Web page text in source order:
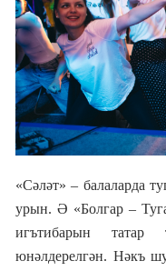
«Сәләт»– балаларда т
урын. Ә «Болгар–
игътибарын татар
юнәлдерелгән. Нәкъ